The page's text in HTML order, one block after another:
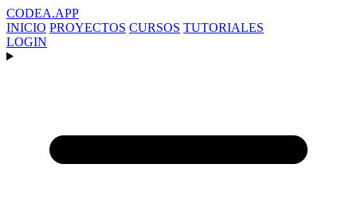
CODEA.APP
INICIO PROYECTOS CURSOS TUTORIALES
LOGIN